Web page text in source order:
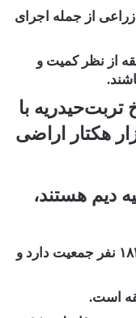
از جمله اجرای
از نظر کمیت و
با
منطقه بیش از ۳۰ هزار هکتار اراضی
دیم هستند،
بخش رخ با ۵۲ روستا، حدود ۲۷ هزار و ۱۸۴ نفر جمعیت دارد و
است.